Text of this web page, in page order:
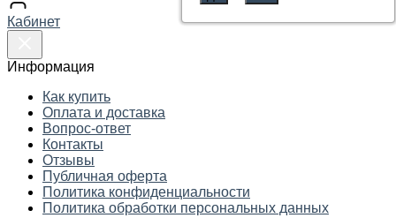
Кабинет
Информация
Как купить
Оплата и доставка
Вопрос-ответ
Контакты
Отзывы
Публичная оферта
Политика конфиденциальности
Политика обработки персональных данных